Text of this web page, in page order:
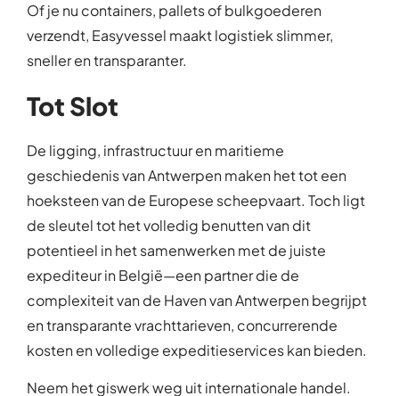
Of je nu containers, pallets of bulkgoederen
verzendt, Easyvessel maakt logistiek slimmer,
sneller en transparanter.
Tot Slot
De ligging, infrastructuur en maritieme
geschiedenis van Antwerpen maken het tot een
hoeksteen van de Europese scheepvaart. Toch ligt
de sleutel tot het volledig benutten van dit
potentieel in het samenwerken met de juiste
expediteur in België—een partner die de
complexiteit van de Haven van Antwerpen begrijpt
en transparante vrachttarieven, concurrerende
kosten en volledige expeditieservices kan bieden.
Neem het giswerk weg uit internationale handel.